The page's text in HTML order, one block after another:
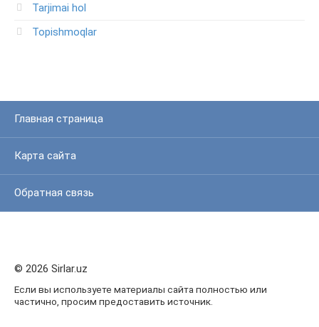
Tarjimai hol
Topishmoqlar
Главная страница
Карта сайта
Обратная связь
© 2026 Sirlar.uz
Если вы используете материалы сайта полностью или
частично, просим предоставить источник.